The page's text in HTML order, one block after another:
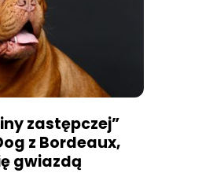
zastępczej”
z Bordeaux,
gwiazdą